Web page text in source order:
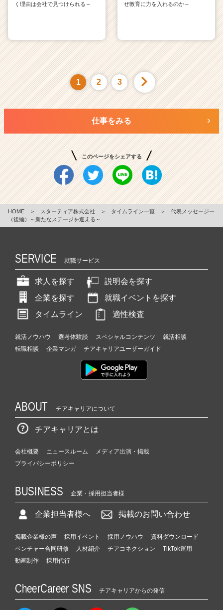
く理由は会社で見つけられる～
ぜ教育に力を入れるのか～
1 2 3
仕事をみる
このページをシェアする
HOME ＞ スターティア株式会社 ＞ タイムライン一覧 ＞
代表メッセージー
（後編）～新たなステージを迎える～
SERVICE 就職サービス
求人を探す
説明会を探す
企業を探す
就職イベントを探す
タイムライン
適性検査
就活ノウハウ 選考体験談 スペシャルコンテンツ
就活相談
転職相談
企業マンガ チアキャリアユーザーガイド
ABOUT チアキャリアについて
チアキャリアとは
会社概要 ニュースルーム
メディア出演・掲載
プライバシーポリシー
BUSINESS 企業・採用担当者様
企業担当者様へ 掲載のお問い合わせ
掲載企業様の声 採用イベント 採用ノウハウ
資料ダウンロード
ベンチャー合同研修
人材紹介 チアコネクション
TikTok運用
動画制作
採用代行
CheerCareer SNS チアキャリアからの発信